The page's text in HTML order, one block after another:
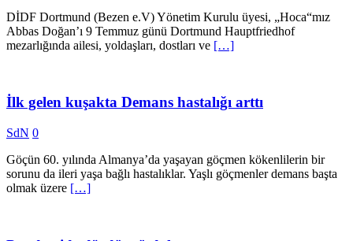
DİDF Dortmund (Bezen e.V) Yönetim Kurulu üyesi, „Hoca“mız
Abbas Doğan’ı 9 Temmuz günü Dortmund Hauptfriedhof
mezarlığında ailesi, yoldaşları, dostları ve […]
İlk gelen kuşakta Demans hastalığı arttı
SdN 0
Göçün 60. yılında Almanya’da yaşayan göçmen kökenlilerin bir
sorunu da ileri yaşa bağlı hastalıklar. Yaşlı göçmenler demans başta
olmak üzere […]